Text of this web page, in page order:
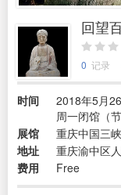
回望
0 记录
时间
2018年5月
周一闭馆（
展馆
重庆中国三
地址
重庆渝中区
费用
Free